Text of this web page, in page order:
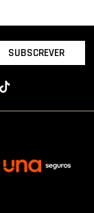
SUBSCREVER